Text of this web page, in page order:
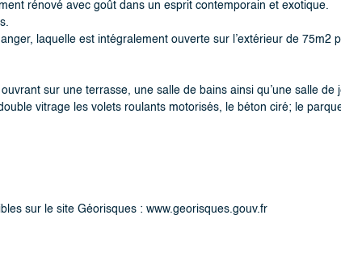
rénové avec goût dans un esprit contemporain et exotique.
laquelle est intégralement ouverte sur l’extérieur de 75m2
sur une terrasse, une salle de bains ainsi qu’une salle de
vitrage les volets roulants motorisés, le béton ciré; le
sur le site Géorisques : www.georisques.gouv.fr